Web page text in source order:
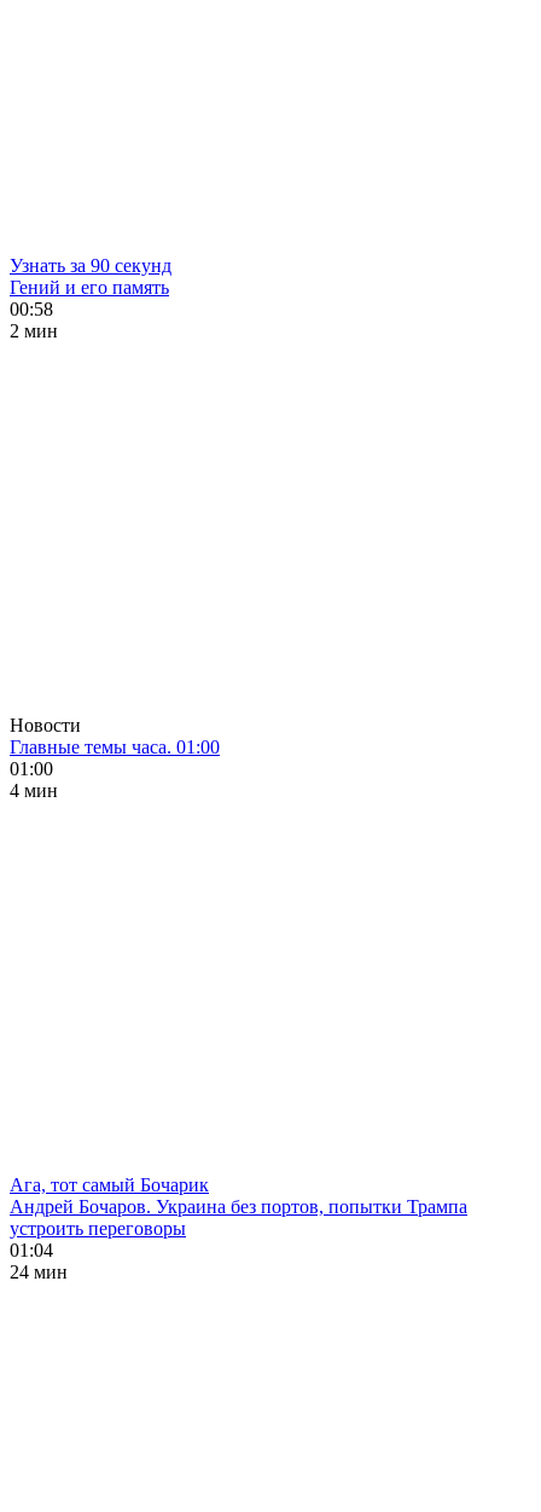
Узнать за 90 секунд
Гений и его память
00:58
2 мин
Новости
Главные темы часа. 01:00
01:00
4 мин
Ага, тот самый Бочарик
Андрей Бочаров. Украина без портов, попытки Трампа
устроить переговоры
01:04
24 мин